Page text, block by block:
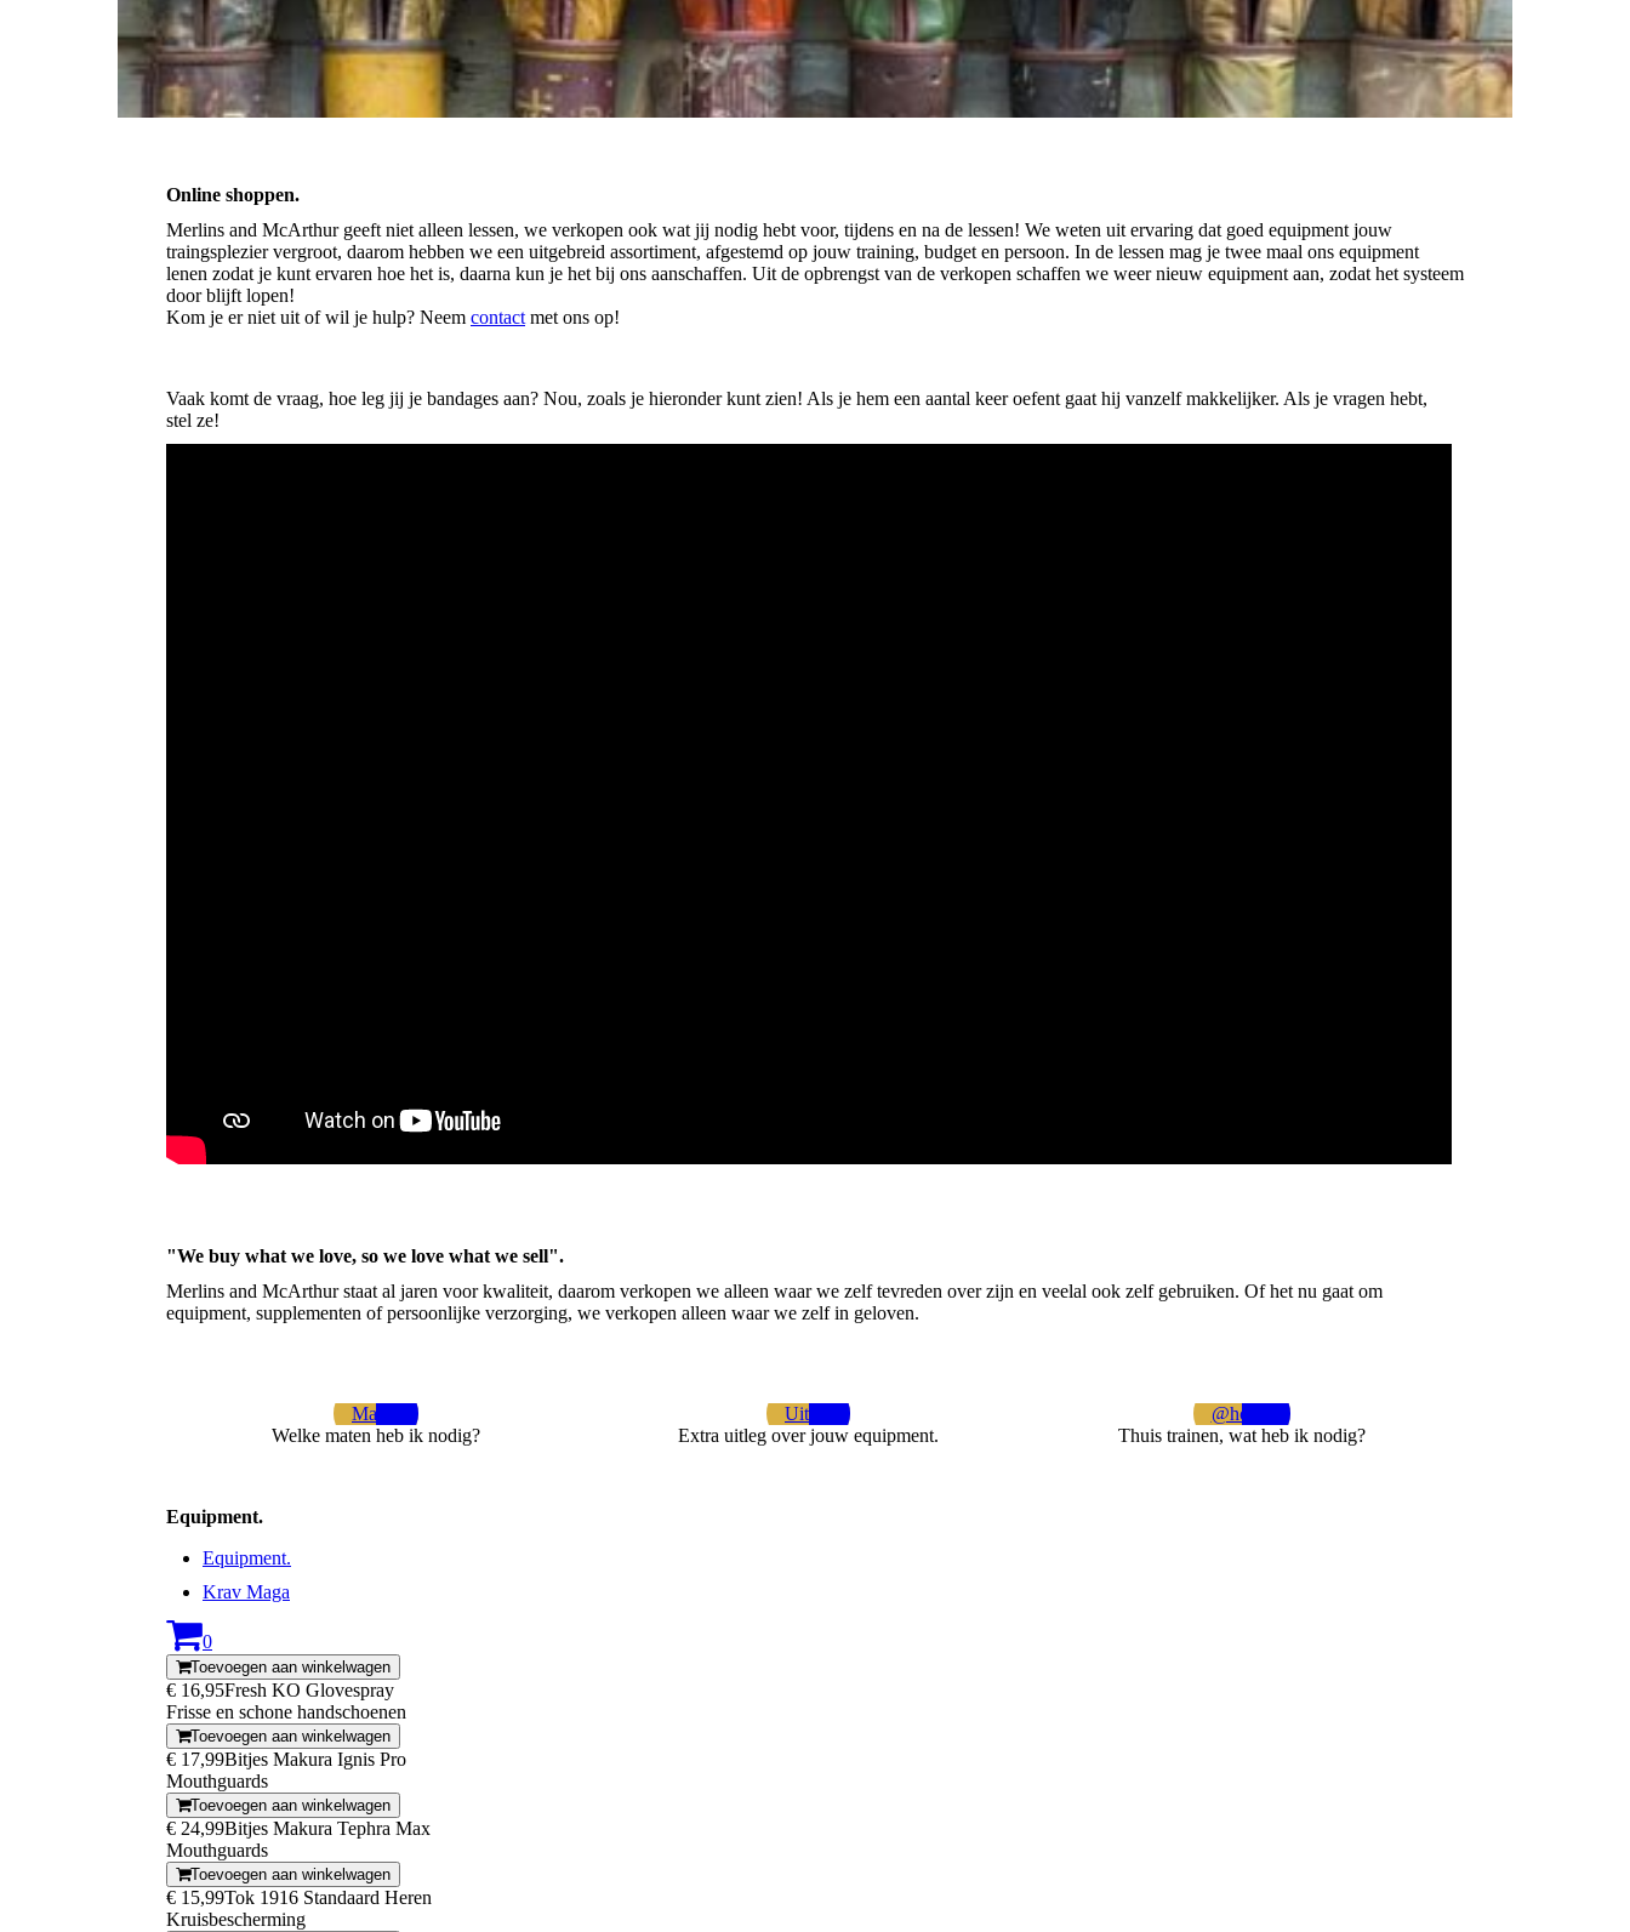
Online shoppen.
Merlins and McArthur geeft niet alleen lessen, we verkopen ook wat jij nodig hebt voor, tijdens en na de lessen! We weten uit ervaring dat goed equipment jouw
traingsplezier vergroot, daarom hebben we een uitgebreid assortiment, afgestemd op jouw training, budget en persoon. In de lessen mag je twee maal ons equipment
lenen zodat je kunt ervaren hoe het is, daarna kun je het bij ons aanschaffen. Uit de opbrengst van de verkopen schaffen we weer nieuw equipment aan, zodat het systeem
door blijft lopen!
Kom je er niet uit of wil je hulp? Neem contact met ons op!
Vaak komt de vraag, hoe leg jij je bandages aan? Nou, zoals je hieronder kunt zien! Als je hem een aantal keer oefent gaat hij vanzelf makkelijker. Als je vragen hebt,
stel ze!
"We buy what we love, so we love what we sell".
Merlins and McArthur staat al jaren voor kwaliteit, daarom verkopen we alleen waar we zelf tevreden over zijn en veelal ook zelf gebruiken. Of het nu gaat om
equipment, supplementen of persoonlijke verzorging, we verkopen alleen waar we zelf in geloven.
Maten
Welke maten heb ik nodig?
Uitleg
Extra uitleg over jouw equipment.
@home
Thuis trainen, wat heb ik nodig?
Equipment.
Equipment.
Krav Maga
0
Toevoegen aan winkelwagen
€ 16,95Fresh KO Glovespray
Frisse en schone handschoenen
Toevoegen aan winkelwagen
€ 17,99Bitjes Makura Ignis Pro
Mouthguards
Toevoegen aan winkelwagen
€ 24,99Bitjes Makura Tephra Max
Mouthguards
Toevoegen aan winkelwagen
€ 15,99Tok 1916 Standaard Heren
Kruisbescherming